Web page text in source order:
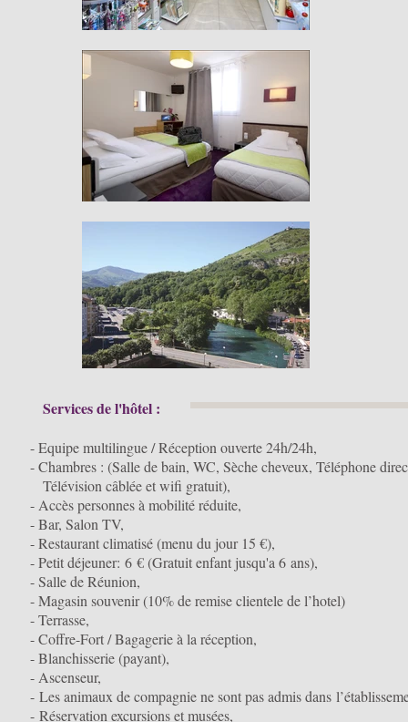
Services de l'hôtel :
- Equipe multilingue / Réception ouverte 24h/24h,
- Chambres : (Salle de bain, WC, Sèche cheveux, Téléphone
Télévision câblée et wifi gratuit),
- Accès personnes à mobilité réduite,
- Bar, Salon TV,
- Restaurant climatisé (menu du jour 15 €),
- Petit déjeuner: 6 € (Gratuit enfant jusqu'a 6 ans),
- Salle de Réunion,
- Magasin souvenir (10% de remise clientele de l’hotel)
- Terrasse,
- Coffre-Fort / Bagagerie à la réception,
- Blanchisserie (payant),
- Ascenseur,
- Les animaux de compagnie ne sont pas admis dans
- Réservation excursions et musées,